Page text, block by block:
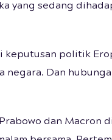
yang sedang
keputusan politik
negara. Dan
dan Macron